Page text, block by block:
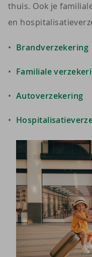
thuis. Ook je
en
Brandverzekering
Familiale
Autoverzekering